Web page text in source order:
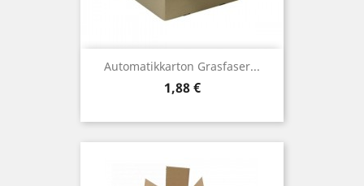
Automatikkarton Grasfaser...
Preis
1,88 €